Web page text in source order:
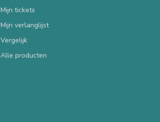
Mijn tickets
Mijn verlanglijst
Vergelijk
Alle producten